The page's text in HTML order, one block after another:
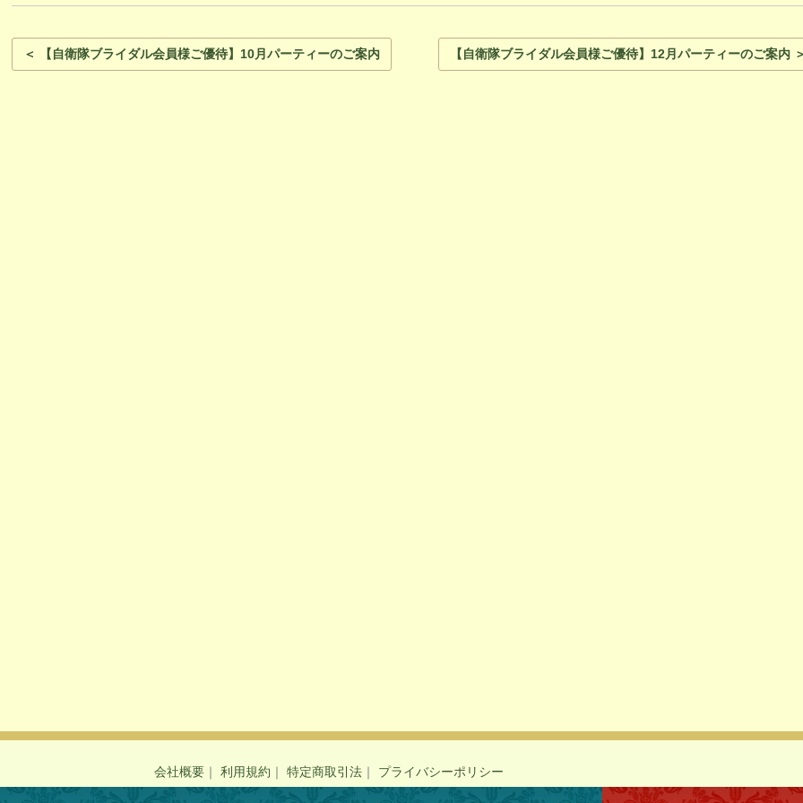
＜ 【自衛隊ブライダル会員様ご優待】10月パーティーのご案内 【自衛隊ブライダル会員様ご優待】12月パーティーのご案内
会社概要 ｜ 利用規約 ｜ 特定商取引法 ｜ プライバシーポリシー